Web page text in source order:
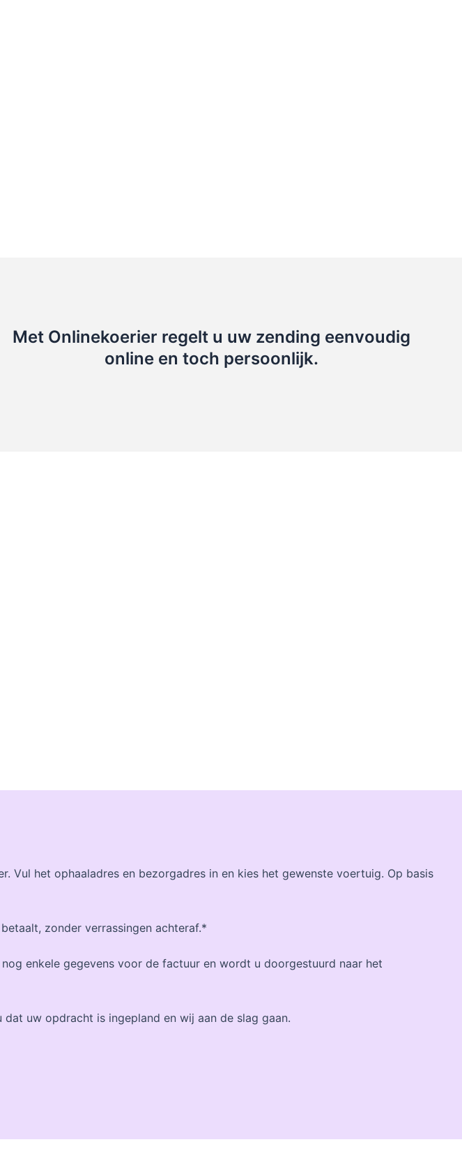
Met Onlinekoerier regelt u uw zending eenvoudig
online en toch persoonlijk.
het ophaaladres en bezorgadres in en kies het gewenste voertuig. Op basis
zonder verrassingen achteraf.*
enkele gegevens voor de factuur en wordt u doorgestuurd naar het
uw opdracht is ingepland en wij aan de slag gaan.